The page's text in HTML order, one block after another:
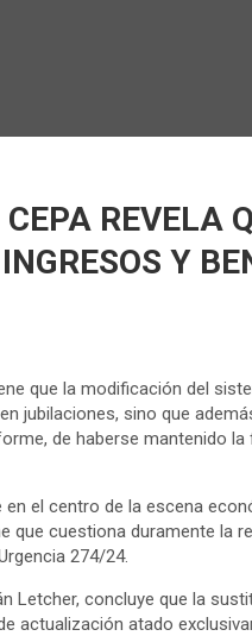
REVELA
Y
que la modificación del
jubilaciones, sino que
de haberse mantenido
el centro de la escena
que cuestiona duramente la
274/24.
Letcher, concluye que la
actualización atado